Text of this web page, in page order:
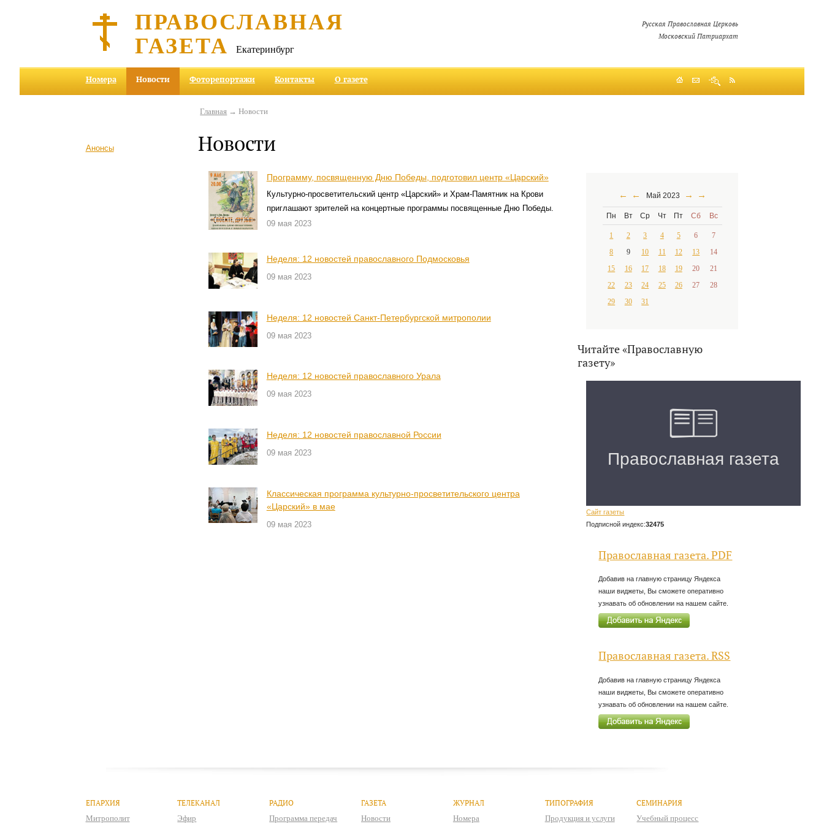
ПРАВОСЛАВНАЯ
ГАЗЕТА Екатеринбург
Русская Православная Церковь
Московский Патриархат
Номера Новости Фоторепортажи Контакты О газете
Анонсы
Главная → Новости
Новости
Программу, посвященную Дню Победы, подготовил центр «Царский»
Культурно-просветительский центр «Царский» и Храм-Памятник на Крови
приглашают зрителей на концертные программы посвященные Дню Победы.
09 мая 2023
Неделя: 12 новостей православного Подмосковья
09 мая 2023
Неделя: 12 новостей Санкт-Петербургской митрополии
09 мая 2023
Неделя: 12 новостей православного Урала
09 мая 2023
Неделя: 12 новостей православной России
09 мая 2023
Классическая программа культурно-просветительского центра
«Царский» в мае
09 мая 2023
← ← Май 2023 → →
Пн Вт Ср Чт Пт Сб Вс
1 2 3 4 5 6
7
8
9 10 11 12 13
14
15
16 17 18 19 20
21
22
23 24 25 26 27
28
29
30 31
Читайте «Православную
газету»
Сайт газеты
Подписной индекс:32475
Православная газета. PDF
Добавив на главную страницу Яндекса
наши виджеты, Вы сможете оперативно
узнавать об обновлении на нашем сайте.
Православная газета. RSS
Добавив на главную страницу Яндекса
наши виджеты, Вы сможете оперативно
узнавать об обновлении на нашем сайте.
ЕПАРХИЯ
Митрополит
ТЕЛЕКАНАЛ
Эфир
РАДИО
Программа передач
ГАЗЕТА
Новости
ЖУРНАЛ
Номера
ТИПОГРАФИЯ
Продукция и услуги
СЕМИНАРИЯ
Учебный процесс